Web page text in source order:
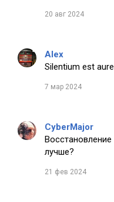
20 авг 2024
Alex
Silentium est
7 мар 2024
CyberMajor
лучше?
21 фев 2024